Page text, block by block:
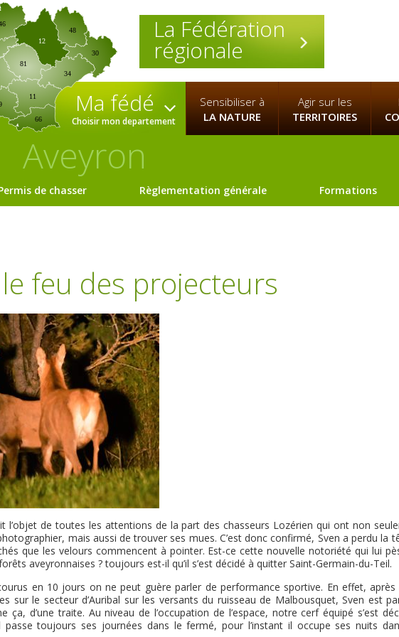
La Fédération
régionale
12
30
34
66
81
11
48
Ma fédé
Choisir mon departement
Sensibiliser à
LA NATURE
Agir sur les
TERRITOIRES
Aveyron
de chasser Règlementation générale Formations
feu des projecteurs
l’objet de toutes les attentions de la part des chasseurs Lozérien qui ont non
mais aussi de trouver ses mues. C’est donc confirmé, Sven a perdu la
que les velours commencent à pointer. Est-ce cette nouvelle notoriété qui lui
aveyronnaises ? toujours est-il qu’il s’est décidé à quitter Saint-Germain-du-Teil.
en 10 jours on ne peut guère parler de performance sportive. En effet, après
sur le secteur d’Auribal sur les versants du ruisseau de Malbousquet, Sven est
ça, d’une traite. Au niveau de l’occupation de l’espace, notre cerf équipé s’est
passe toujours ses journées dans le fermé, pour l’instant il occupe ses nuits